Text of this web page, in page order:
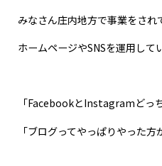
みなさん庄内地方で事業をされ
ホームページやSNSを運用して
「FacebookとInstagramどっ
「ブログってやっぱりやった方